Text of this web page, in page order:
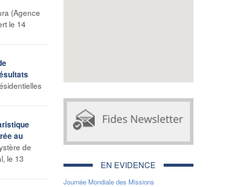
(Agence
le 14
au
de
le 13
EN EVIDENCE
Journée Mondiale des Missions